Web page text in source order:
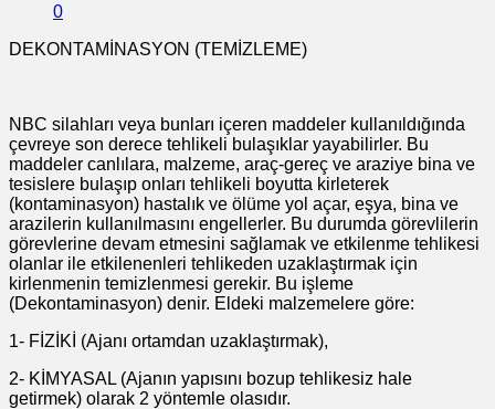
0
DEKONTAMİNASYON (TEMİZLEME)
NBC silahları veya bunları içeren maddeler kullanıldığında
çevreye son derece tehlikeli bulaşıklar yayabilirler. Bu
maddeler canlılara, malzeme, araç-gereç ve araziye bina ve
tesislere bulaşıp onları tehlikeli boyutta kirleterek
(kontaminasyon) hastalık ve ölüme yol açar, eşya, bina ve
arazilerin kullanılmasını engellerler. Bu durumda görevlilerin
görevlerine devam etmesini sağlamak ve etkilenme tehlikesi
olanlar ile etkilenenleri tehlikeden uzaklaştırmak için
kirlenmenin temizlenmesi gerekir. Bu işleme
(Dekontaminasyon) denir. Eldeki malzemelere göre:
1- FİZİKİ (Ajanı ortamdan uzaklaştırmak),
2- KİMYASAL (Ajanın yapısını bozup tehlikesiz hale
getirmek) olarak 2 yöntemle olasıdır.